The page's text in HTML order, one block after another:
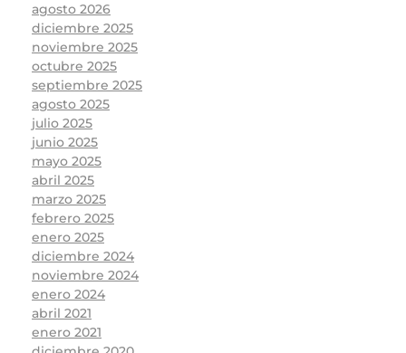
agosto 2026
diciembre 2025
noviembre 2025
octubre 2025
septiembre 2025
agosto 2025
julio 2025
junio 2025
mayo 2025
abril 2025
marzo 2025
febrero 2025
enero 2025
diciembre 2024
noviembre 2024
enero 2024
abril 2021
enero 2021